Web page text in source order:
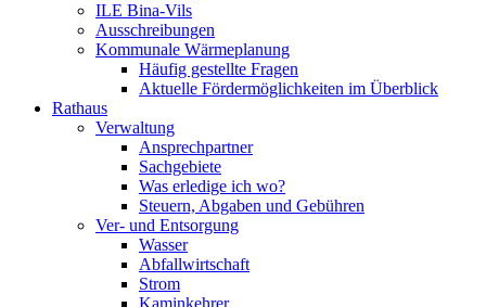
ILE Bina-Vils
Ausschreibungen
Kommunale Wärmeplanung
Häufig gestellte Fragen
Aktuelle Fördermöglichkeiten im Überblick
Rathaus
Verwaltung
Ansprechpartner
Sachgebiete
Was erledige ich wo?
Steuern, Abgaben und Gebühren
Ver- und Entsorgung
Wasser
Abfallwirtschaft
Strom
Kaminkehrer